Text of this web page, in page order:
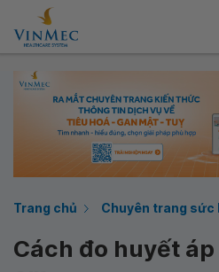
Trang chủ Chuyên trang sức
Cách đo huyết